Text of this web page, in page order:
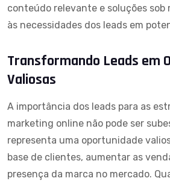
conteúdo relevante e soluções sob
às necessidades dos leads em
Transformando Leads em
Valiosas
A importância dos leads para as
marketing online não pode ser
representa uma oportunidade
base de clientes, aumentar as
presença da marca no mercado.